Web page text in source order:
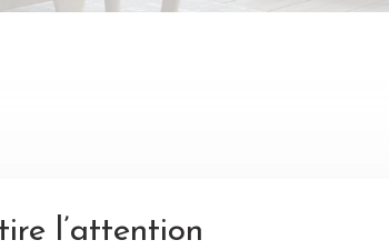
l’attention